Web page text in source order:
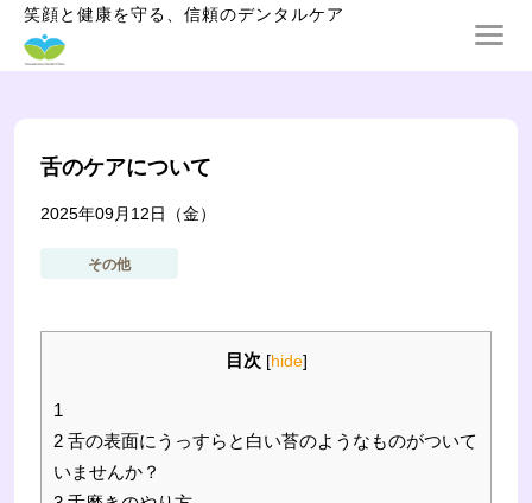
笑顔と健康を守る、信頼のデンタルケア
舌のケアについて
2025年09月12日（金）
その他
目次 [hide]
1
2 舌の表面にうっすらと白い苔のようなものがついて
いませんか？